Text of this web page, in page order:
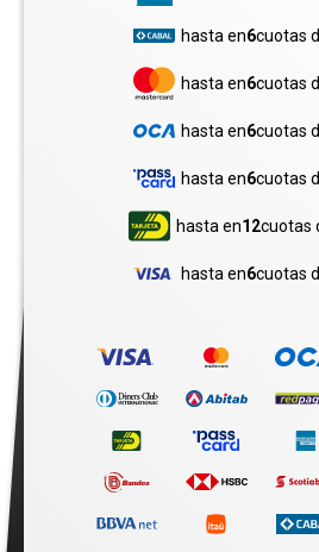
hasta en6cuotas
hasta en6cuotas
hasta en6cuotas
hasta en6cuotas
hasta en12cuotas
hasta en6cuotas